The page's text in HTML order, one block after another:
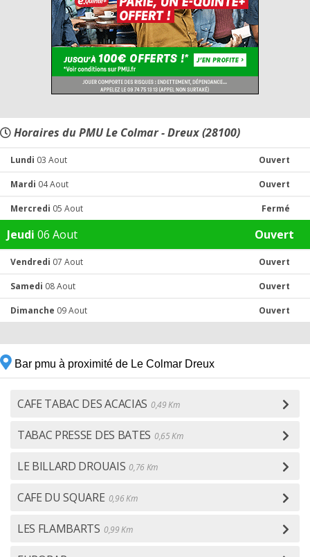
Horaires du PMU Le Colmar - Dreux (28100)
Lundi 03 Aout Ouvert
Mardi 04 Aout Ouvert
Mercredi 05 Aout Fermé
Jeudi 06 Aout Ouvert
Vendredi 07 Aout Ouvert
Samedi 08 Aout Ouvert
Dimanche 09 Aout Ouvert
Bar pmu à proximité de Le Colmar Dreux
CAFE TABAC DES ACACIAS 0,49 Km
TABAC PRESSE DES BATES 0,65 Km
LE BILLARD DROUAIS 0,76 Km
CAFE DU SQUARE 0,96 Km
LES FLAMBARTS 0,99 Km